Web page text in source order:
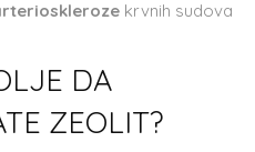
krvnih sudova
DA
ZEOLIT?